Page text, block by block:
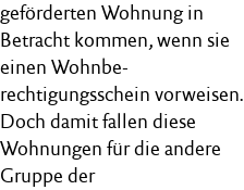
geförderten Wohnung in
Betracht kommen, wenn sie
einen Wohnbe-
rechtigungsschein vorweisen.
Doch damit fallen diese
Wohnungen für die andere
Gruppe der